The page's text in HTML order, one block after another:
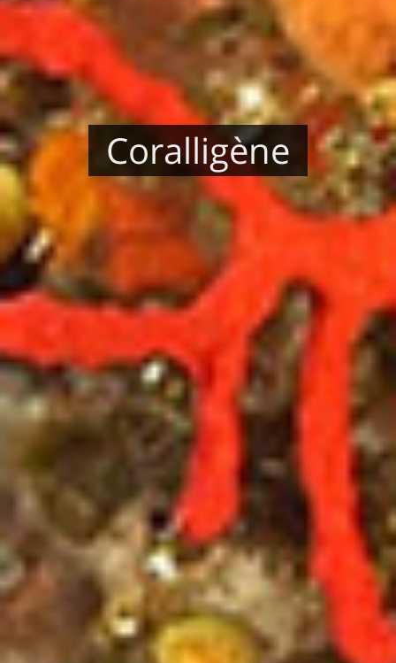
Coralligène